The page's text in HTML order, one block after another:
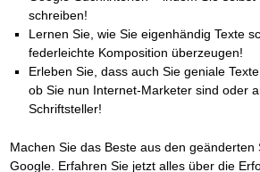
schreiben!
Lernen Sie, wie Sie eigenhändig Texte
federleichte Komposition überzeugen!
Erleben Sie, dass auch Sie geniale
ob Sie nun Internet-Marketer sind oder
Schriftsteller!
Machen Sie das Beste aus den geänderten
Google. Erfahren Sie jetzt alles über die